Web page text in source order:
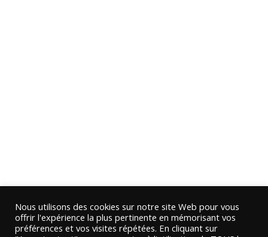
Nous utilisons des cookies sur notre site Web pour vous
offrir l'expérience la plus pertinente en mémorisant vos
préférences et vos visites répétées. En cliquant sur